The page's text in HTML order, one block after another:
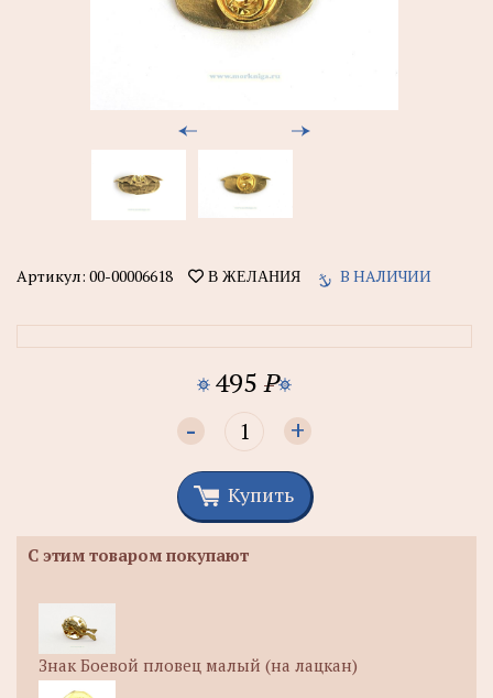
Артикул: 00-00006618 В ЖЕЛАНИЯ В НАЛИЧИИ
495 P
- +
Купить
С этим товаром покупают
Знак Боевой пловец малый (на лацкан)